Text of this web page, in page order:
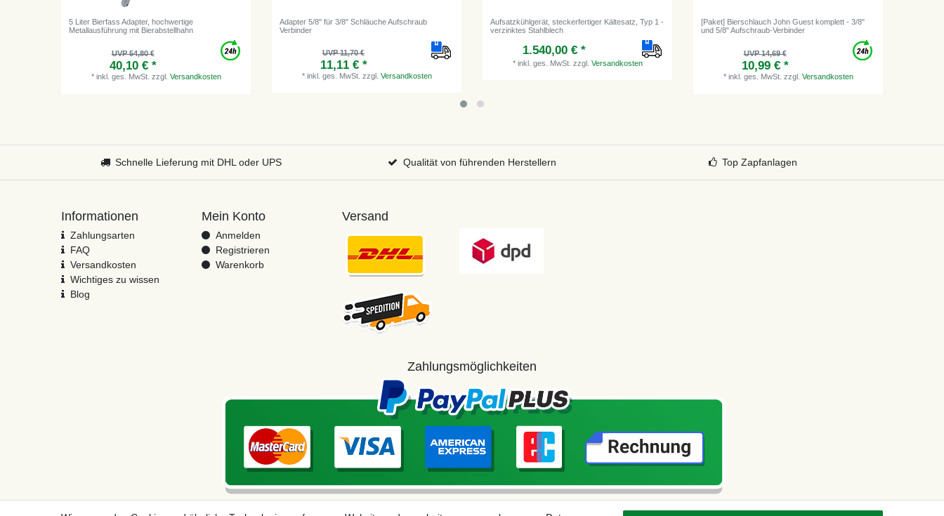
5 Liter Bierfass Adapter, hochwertige
Metallausführung mit Bierabstellhahn
UVP 54,80 €
40,10 € *
* inkl. ges. MwSt. zzgl. Versandkosten
Adapter 5/8" für 3/8" Schläuche Aufschraub
Verbinder
UVP 11,70 €
11,11 € *
* inkl. ges. MwSt. zzgl. Versandkosten
Aufsatzkühlgerät, steckerfertiger Kältesatz, Typ 1 -
verzinktes Stahlblech
1.540,00 € *
* inkl. ges. MwSt. zzgl. Versandkosten
[Paket] Bierschlauch John Guest komplett - 3/8"
und 5/8" Aufschraub-Verbinder
UVP 14,69 €
10,99 € *
* inkl. ges. MwSt. zzgl. Versandkosten
Schnelle Lieferung mit DHL oder UPS Qualität von führenden Herstellern Top Zapfanlagen
Informationen
Zahlungsarten
FAQ
Versandkosten
Wichtiges zu wissen
Blog
Mein Konto
Anmelden
Registrieren
Warenkorb
Versand
Zahlungsmöglichkeiten